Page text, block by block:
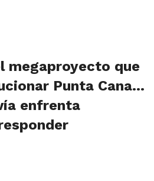
megaproyecto que
Punta Cana…
enfrenta